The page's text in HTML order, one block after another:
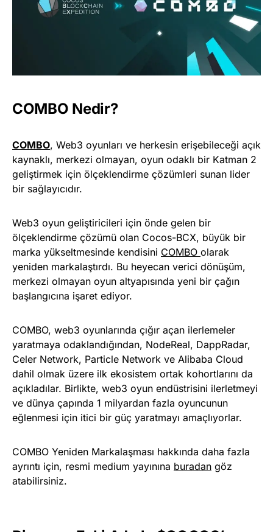
COMBO Nedir?
COMBO, Web3 oyunları ve herkesin erişebileceği açık
kaynaklı, merkezi olmayan, oyun odaklı bir Katman 2
geliştirmek için ölçeklendirme çözümleri sunan lider
bir sağlayıcıdır.
Web3 oyun geliştiricileri için önde gelen bir
ölçeklendirme çözümü olan Cocos-BCX, büyük bir
marka yükseltmesinde kendisini COMBO olarak
yeniden markalaştırdı. Bu heyecan verici dönüşüm,
merkezi olmayan oyun altyapısında yeni bir çağın
başlangıcına işaret ediyor.
COMBO, web3 oyunlarında çığır açan ilerlemeler
yaratmaya odaklandığından, NodeReal, DappRadar,
Celer Network, Particle Network ve Alibaba Cloud
dahil olmak üzere ilk ekosistem ortak kohortlarını da
açıkladılar. Birlikte, web3 oyun endüstrisini ilerletmeyi
ve dünya çapında 1 milyardan fazla oyuncunun
eğlenmesi için itici bir güç yaratmayı amaçlıyorlar.
COMBO Yeniden Markalaşması hakkında daha fazla
ayrıntı için, resmi medium yayınına buradan göz
atabilirsiniz.